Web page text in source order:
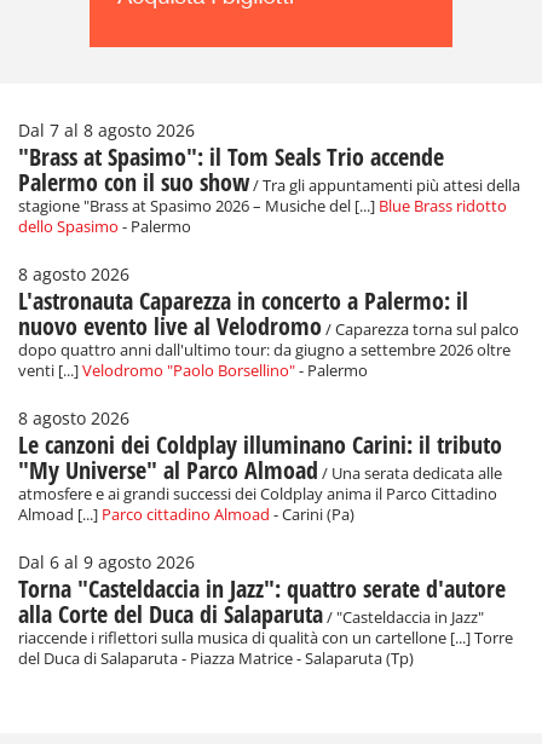
Dal 7 al 8 agosto 2026
"Brass at Spasimo": il Tom Seals Trio accende
Palermo con il suo show/ Tra gli appuntamenti più attesi della
stagione "Brass at Spasimo 2026 – Musiche del [...] Blue Brass ridotto
dello Spasimo - Palermo
8 agosto 2026
L'astronauta Caparezza in concerto a Palermo: il
nuovo evento live al Velodromo/ Caparezza torna sul palco
dopo quattro anni dall'ultimo tour: da giugno a settembre 2026 oltre
venti [...]Velodromo "Paolo Borsellino"- Palermo
8 agosto 2026
Le canzoni dei Coldplay illuminano Carini: il tributo
"My Universe" al Parco Almoad / Una serata dedicata alle
atmosfere e ai grandi successi dei Coldplay anima il Parco Cittadino
Almoad [...] Parco cittadino Almoad - Carini (Pa)
Dal 6 al 9 agosto 2026
Torna "Casteldaccia in Jazz": quattro serate d'autore
alla Corte del Duca di Salaparuta/ "Casteldaccia in Jazz"
riaccende i riflettori sulla musica di qualità con un cartellone [...] Torre
del Duca di Salaparuta - Piazza Matrice - Salaparuta (Tp)